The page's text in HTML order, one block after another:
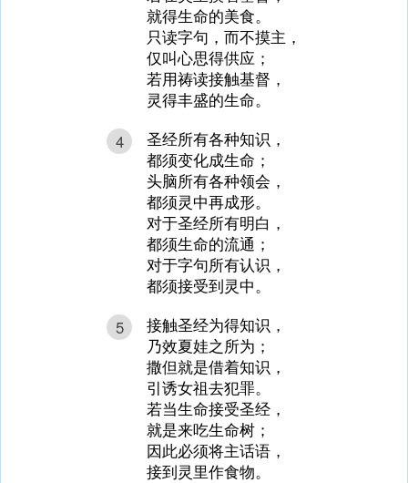
就得生命的美食。
只读字句，而不摸主，
仅叫心思得供应；
若用祷读接触基督，
灵得丰盛的生命。
4
圣经所有各种知识，
都须变化成生命；
头脑所有各种领会，
都须灵中再成形。
对于圣经所有明白，
都须生命的流通；
对于字句所有认识，
都须接受到灵中。
5
接触圣经为得知识，
乃效夏娃之所为；
撒但就是借着知识，
引诱女祖去犯罪。
若当生命接受圣经，
就是来吃生命树；
因此必须将主话语，
接到灵里作食物。